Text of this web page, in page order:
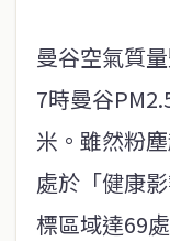
曼谷空氣質
7時曼谷
米。雖然粉
處於「健康
標區域達69處